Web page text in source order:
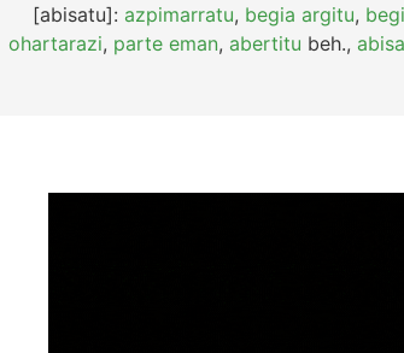
[abisatu]: azpimarratu, begia argitu,
ohartarazi, parte eman, abertitu beh.,